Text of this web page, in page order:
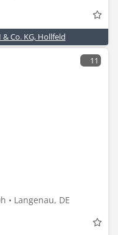
Co. KG, Hollfeld
11
• Langenau, DE